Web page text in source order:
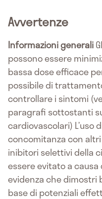
Avvertenze
Informazioni generali
possono essere
bassa dose efficace
possibile di
controllare i sintomi
paragrafi sottostanti
cardiovascolari) L’uso
concomitanza con altri
inibitori selettivi della
essere evitato a
evidenza che dimostri
base di potenziali